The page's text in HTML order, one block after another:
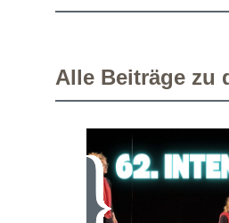
Alle Beiträge zu